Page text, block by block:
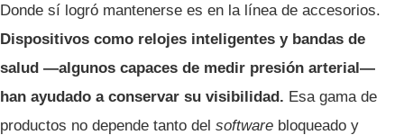
Donde sí logró mantenerse es en la línea de accesorios.
Dispositivos como relojes inteligentes y bandas de
salud —algunos capaces de medir presión arterial—
han ayudado a conservar su visibilidad. Esa gama de
productos no depende tanto del software bloqueado y